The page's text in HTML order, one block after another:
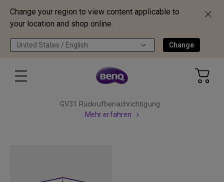
Change your region to view content applicable to
your location and shop online.
United States / English Change
GV31 Rückrufbenachrichtigung
Mehr erfahren